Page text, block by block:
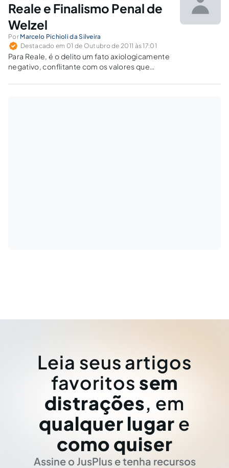
Reale e Finalismo Penal de
Welzel
Por Marcelo Pichioli da Silveira
Destacado em 01 de Outubro de 2011 às 17:01
Para Reale, é o delito um fato axiologicamente
negativo, conflitante com os valores que
é equivalente à Jurisprudência dos valores,
Leia seus artigos
favoritos sem
distrações, em
qualquer lugar e
como quiser
Assine o JusPlus e tenha recursos